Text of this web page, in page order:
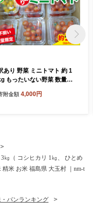
あり 野菜 ミニトマト 約 1
もったいない野菜 数量限
附金額 4,000円
㎏（ コシヒカリ 1㎏、 ひとめ
米 お米 福島県 大玉村 ｜nm-t
パンランキング